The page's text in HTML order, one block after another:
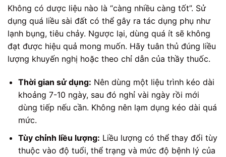
Không có dược liệu nào là “càng nhiều càng tốt”. Sử
dụng quá liều sài đất có thể gây ra tác dụng phụ như
lạnh bụng, tiêu chảy. Ngược lại, dùng quá ít sẽ không
đạt được hiệu quả mong muốn. Hãy tuân thủ đúng liều
lượng khuyến nghị hoặc theo chỉ dẫn của thầy thuốc.
Thời gian sử dụng: Nên dùng một liệu trình kéo dài
khoảng 7-10 ngày, sau đó nghỉ vài ngày rồi mới
dùng tiếp nếu cần. Không nên lạm dụng kéo dài quá
mức.
Tùy chỉnh liều lượng: Liều lượng có thể thay đổi tùy
thuộc vào độ tuổi, thể trạng và mức độ bệnh lý của